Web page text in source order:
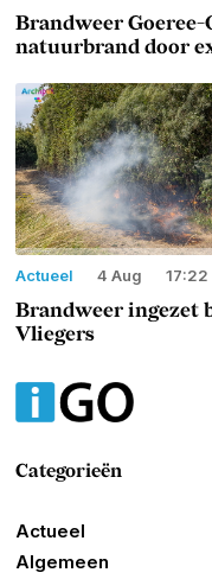
Brandweer
natuurbrand door
Actueel 4 Aug 17:22
Brandweer ingezet
Vliegers
Categorieën
Actueel
Algemeen